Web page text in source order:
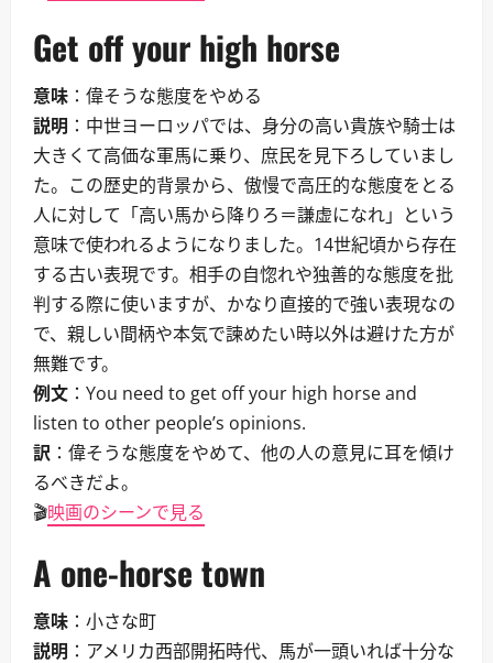
Get off your high horse
意味 ：偉そうな態度をやめる
説明 ：中世ヨーロッパでは、身分の高い貴族や騎士は
大きくて高価な軍馬に乗り、庶民を見下ろしていまし
た。この歴史的背景から、傲慢で高圧的な態度をとる
人に対して「高い馬から降りろ＝謙虚になれ」という
意味で使われるようになりました。14世紀頃から存在
する古い表現です。相手の自惚れや独善的な態度を批
判する際に使いますが、かなり直接的で強い表現なの
で、親しい間柄や本気で諫めたい時以外は避けた方が
無難です。
例文 ：You need to get off your high horse and
listen to other people’s opinions.
訳 ：偉そうな態度をやめて、他の人の意見に耳を傾け
るべきだよ。
🎬映画のシーンで見る
A one-horse town
意味 ：小さな町
説明 ：アメリカ西部開拓時代、馬が一頭いれば十分な